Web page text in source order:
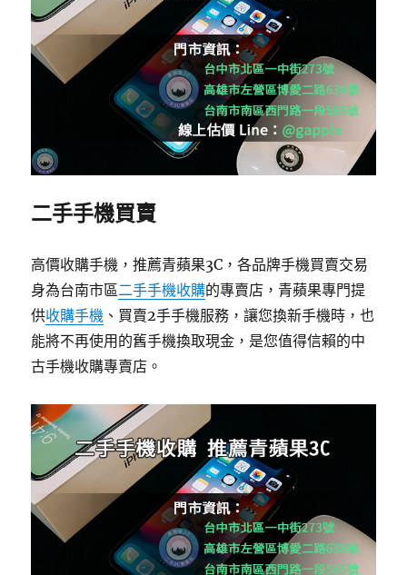
二手手機買賣
高價收購手機，推薦青蘋果3C，各品牌手機買賣交易
身為台南市區二手手機收購的專賣店，青蘋果專門提
供收購手機 、買賣2手手機服務，讓您換新手機時，也
能將不再使用的舊手機換取現金，是您值得信賴的中
古手機收購專賣店。